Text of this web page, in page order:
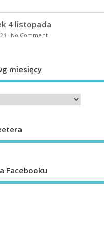
4 listopada
- No Comment
miesięcy
Facebooku